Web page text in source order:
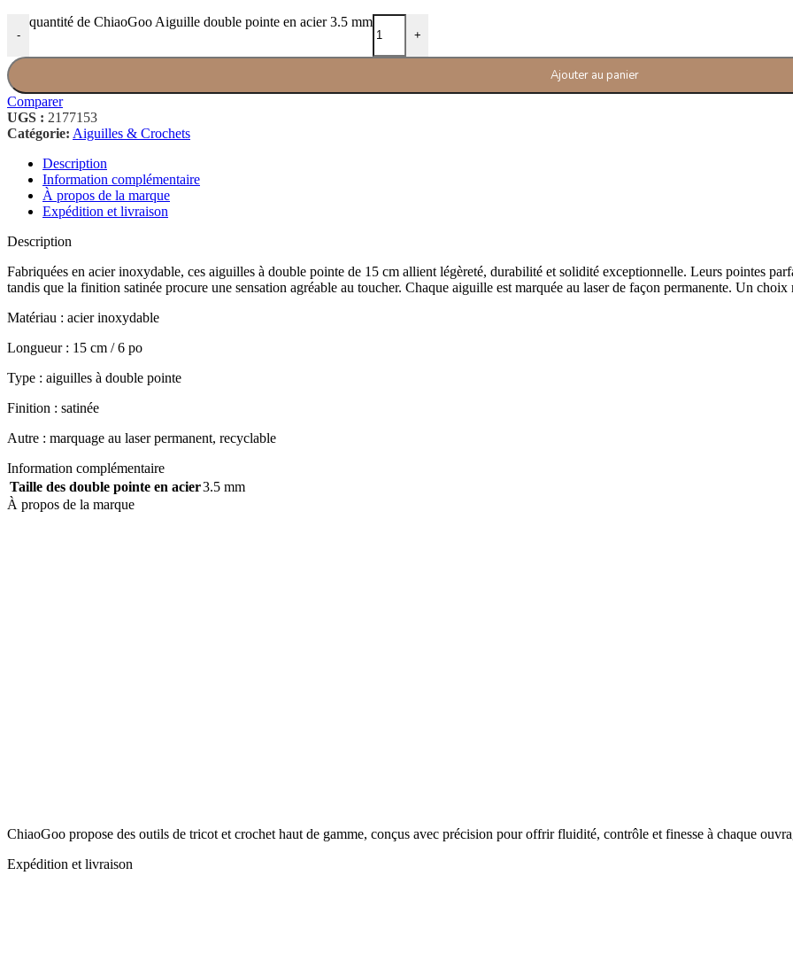
-
quantité de ChiaoGoo Aiguille double pointe en acier 3.5 mm
+
Ajouter au panier
Comparer
UGS : 2177153
Catégorie: Aiguilles & Crochets
Description
Information complémentaire
À propos de la marque
Expédition et livraison
Description
Fabriquées en acier inoxydable, ces aiguilles à double pointe de 15 cm allient légèreté, durabilité et solidité exceptionnelle. Leurs pointes
tandis que la finition satinée procure une sensation agréable au toucher. Chaque aiguille est marquée au laser de façon permanente. Un
Matériau : acier inoxydable
Longueur : 15 cm / 6 po
Type : aiguilles à double pointe
Finition : satinée
Autre : marquage au laser permanent, recyclable
Information complémentaire
Taille des double pointe en acier3.5 mm
À propos de la marque
ChiaoGoo propose des outils de tricot et crochet haut de gamme, conçus avec précision pour offrir fluidité, contrôle et finesse à chaque
Expédition et livraison